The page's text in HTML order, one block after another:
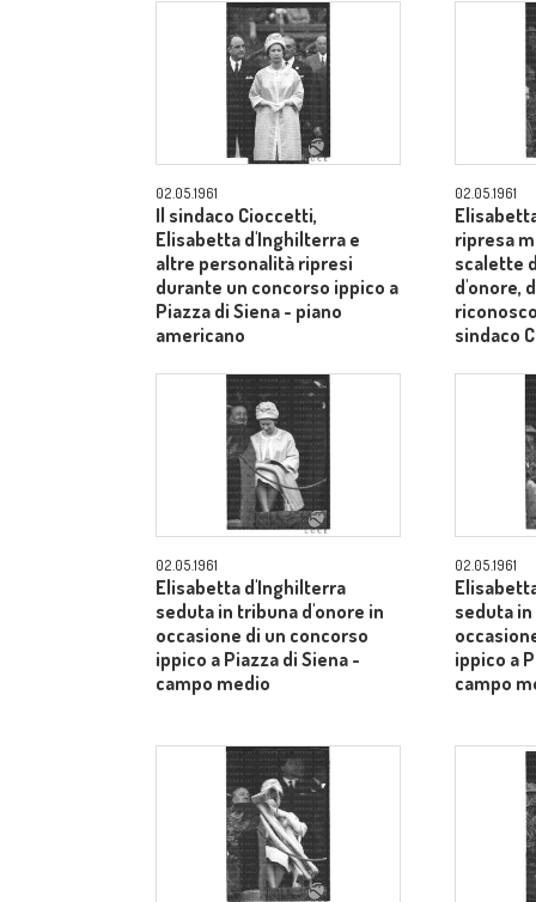
02.05.1961
Il sindaco Cioccetti,
Elisabetta d'Inghilterra e
altre personalità ripresi
durante un concorso ippico a
Piazza di Siena - piano
americano
02.05.1961
ripresa
scalette
d'onore,
sindaco
02.05.1961
Elisabetta d'Inghilterra
seduta in tribuna d'onore in
occasione di un concorso
ippico a Piazza di Siena -
campo medio
02.05.1961
seduta
ippico a
campo